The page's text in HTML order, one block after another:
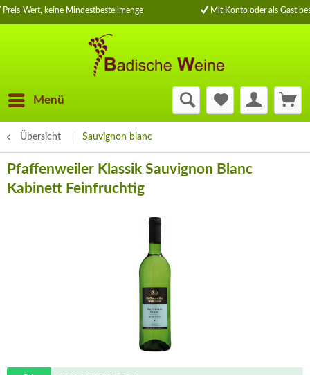
Preis-Wert, keine Mindestbestellmenge Mit Konto oder als Gast
Menü
Übersicht Sauvignon blanc
Pfaffenweiler Klassik Sauvignon Blanc
Kabinett Feinfruchtig